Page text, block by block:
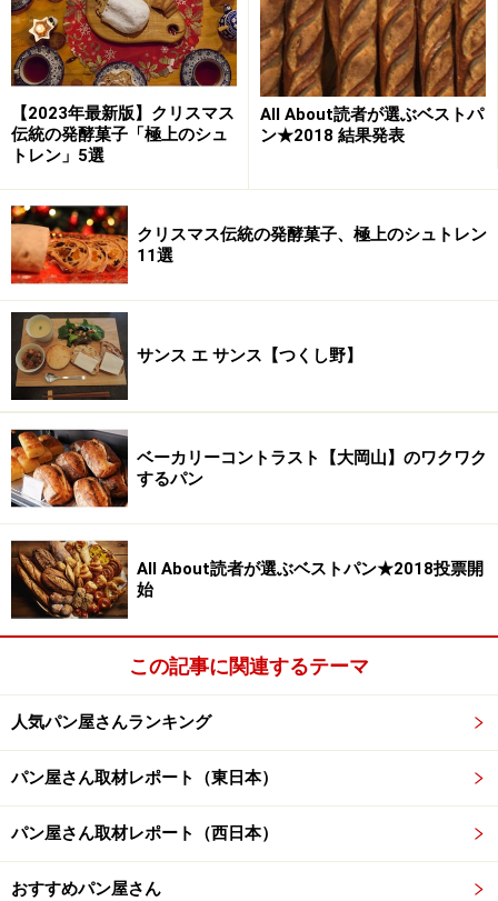
【2023年最新版】クリスマス
伝統の発酵菓子「極上のシュ
トレン」5選
All About読者が選ぶベストパ
ン★2018 結果発表
クリスマス伝統の発酵菓子、極上のシュトレン
11選
サンス エ サンス【つくし野】
ベーカリーコントラスト【大岡山】のワクワク
するパン
All About読者が選ぶベストパン★2018投票開
始
この記事に関連するテーマ
人気パン屋さんランキング
パン屋さん取材レポート（東日本）
パン屋さん取材レポート（西日本）
おすすめパン屋さん